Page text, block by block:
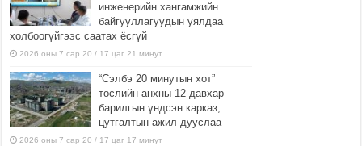
инженерийн хангамжийн
байгууллагуудын уялдаа
холбоогүйгээс саатах ёсгүй
2026 оны 7 сар 20 / 17 цаг 21 минут
“Сэлбэ 20 минутын хот”
төслийн анхны 12 давхар
барилгын үндсэн карказ,
цутгалтын ажил дууслаа
2026 оны 7 сар 20 / 17 цаг 17 минут